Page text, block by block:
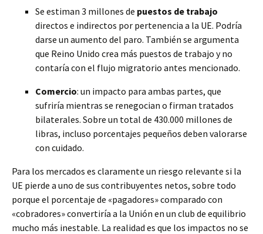
Se estiman 3 millones de puestos de trabajo
directos e indirectos por pertenencia a la UE. Podría
darse un aumento del paro. También se argumenta
que Reino Unido crea más puestos de trabajo y no
contaría con el flujo migratorio antes mencionado.
Comercio: un impacto para ambas partes, que
sufriría mientras se renegocian o firman tratados
bilaterales. Sobre un total de 430.000 millones de
libras, incluso porcentajes pequeños deben valorarse
con cuidado.
Para los mercados es claramente un riesgo relevante si la
UE pierde a uno de sus contribuyentes netos, sobre todo
porque el porcentaje de «pagadores» comparado con
«cobradores» convertiría a la Unión en un club de equilibrio
mucho más inestable. La realidad es que los impactos no se